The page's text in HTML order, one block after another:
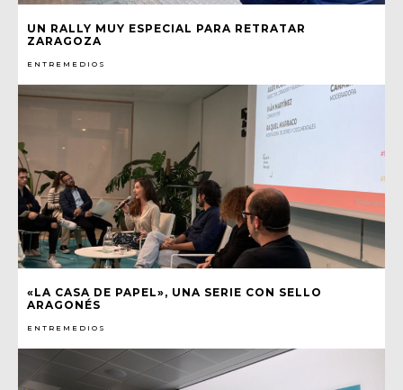
UN RALLY MUY ESPECIAL PARA RETRATAR
ZARAGOZA
ENTREMEDIOS
«LA CASA DE PAPEL», UNA SERIE CON SELLO
ARAGONÉS
ENTREMEDIOS